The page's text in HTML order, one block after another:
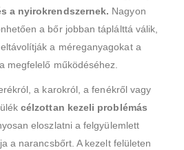
a nyirokrendszernek. Nagyon
a bőr jobban táplálttá válik,
a méreganyagokat a
megfelelő működéséhez.
a karokról, a fenékről vagy
célzottan kezeli problémás
eloszlatni a felgyülemlett
a narancsbőrt. A kezelt felületen